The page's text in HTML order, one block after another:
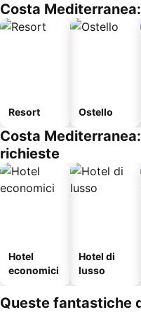
Costa
Resort Ostello
Costa
richieste
Hotel
economici
Hotel di
lusso
Queste fantastiche